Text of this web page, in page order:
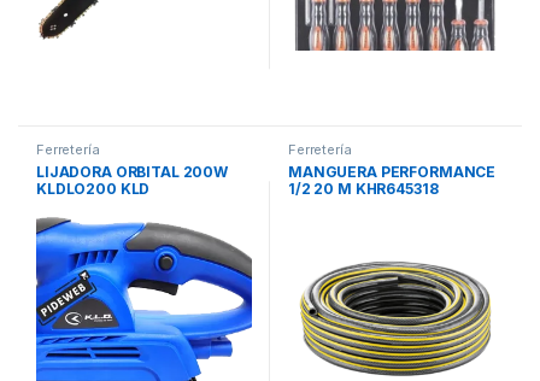
Ferretería
LIJADORA ORBITAL 200W
KLDLO200 KLD
Ferretería
MANGUERA PERFORMANCE
1/2 20 M KHR645318